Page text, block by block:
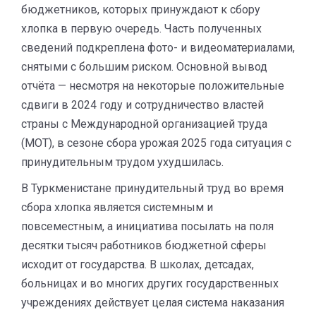
бюджетников, которых принуждают к сбору
хлопка в первую очередь. Часть полученных
сведений подкреплена фото- и видеоматериалами,
снятыми с большим риском. Основной вывод
отчёта — несмотря на некоторые положительные
сдвиги в 2024 году и сотрудничество властей
страны с Международной организацией труда
(МОТ), в сезоне сбора урожая 2025 года ситуация с
принудительным трудом ухудшилась.
В Туркменистане принудительный труд во время
сбора хлопка является системным и
повсеместным, а инициатива посылать на поля
десятки тысяч работников бюджетной сферы
исходит от государства. В школах, детсадах,
больницах и во многих других государственных
учреждениях действует целая система наказания